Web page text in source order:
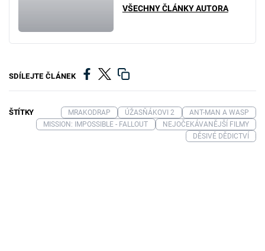
VŠECHNY ČLÁNKY AUTORA
SDÍLEJTE ČLÁNEK
ŠTÍTKY MRAKODRAP ÚŽASŇÁKOVI 2
ANT-MAN A WASP
MISSION: IMPOSSIBLE - FALLOUT
NEJOČEKÁVANĚJŠÍ FILMY
DĚSIVÉ DĚDICTVÍ